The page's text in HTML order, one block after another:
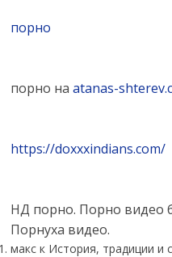
порно
порно наatanas-
https://doxxxindians.com/
НД порно. Порно видео
Порнуха видео.
макс к История, традиции и